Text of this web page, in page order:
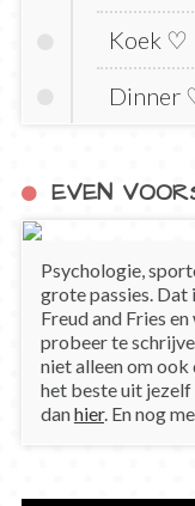
Koek ♡
Dinner
EVEN
Psychologie,
grote passies. Dat
Freud and Fries
probeer te
niet alleen om ook
het beste uit jezelf
danhier. En nog